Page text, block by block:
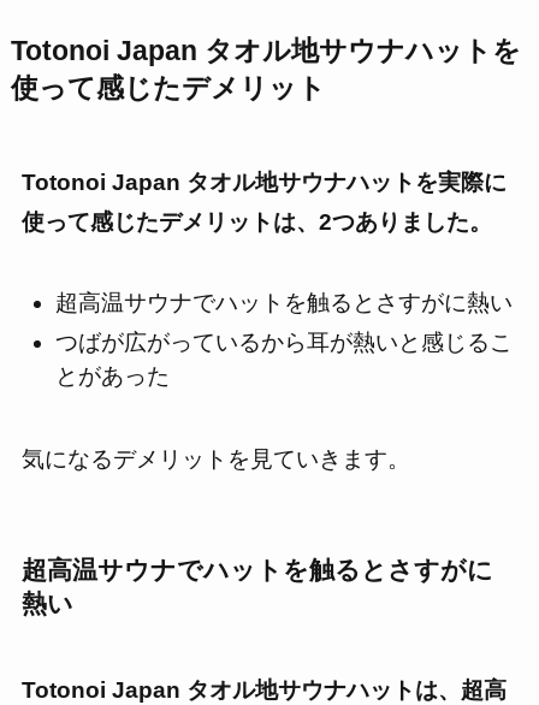
Totonoi Japan タオル地サウナハット を
使って感じたデメリット
Totonoi Japan タオル地サウナハット を実際に
使って感じたデメリットは、2つありました。
超高温サウナでハットを触るとさすがに熱い
つばが広がっているから耳が熱いと感じるこ
とがあった
気になるデメリットを見ていきます。
超高温サウナでハットを触るとさすがに
熱い
Totonoi Japan タオル地サウナハットは、超高